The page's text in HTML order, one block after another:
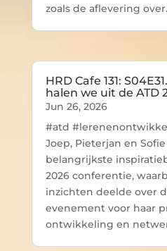
zoals de aflevering
HRD Cafe 131:
halen we uit de ATD
Jun 26, 2026
#atd
Joep, Pieterjan en
belangrijkste
2026 conferentie,
inzichten deelde over
evenement voor haar
ontwikkeling en